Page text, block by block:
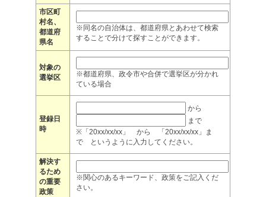
市区町
村名、
都道府
県名
※同名の自治体は、都道府県とあわせて検索
することで分けて探すことができます。
対象の
選挙区
※都道府県、政令市や合併で選挙区が分かれ
ている場合
登録日
時
から
まで
※「20xx/xx/xx」 から 「20xx/xx/xx」ま
で というように入力してください。
解決す
るため
の重要
政策
※関心のあるキーワード、政策をご記入くだ
さい。